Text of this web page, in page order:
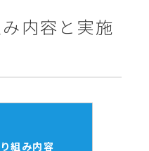
内容と実施
組み内容